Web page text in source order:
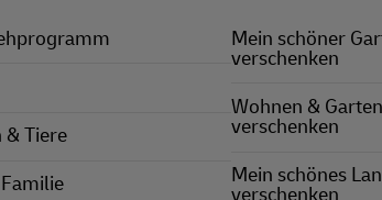
& Tiere
Mein schöner
verschenken
Wohnen &
verschenken
Mein schönes